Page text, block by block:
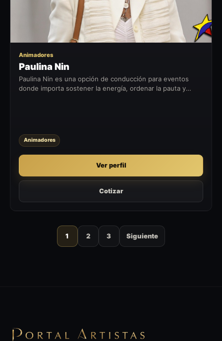
Animadores
Paulina Nin
Paulina Nin es una opción de conducción para eventos
donde importa sostener la energía, ordenar la pauta y
Animadores
Ver perfil
Cotizar
1 2 3 Siguiente